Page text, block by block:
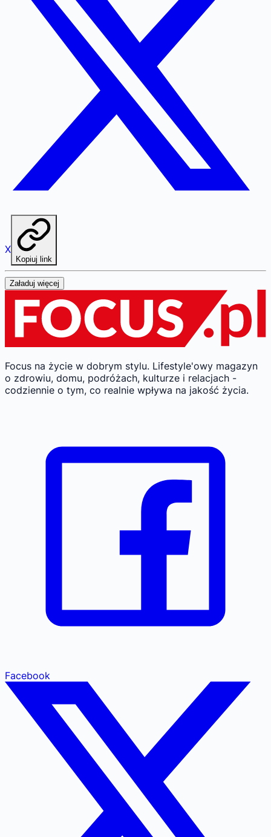
X
Kopiuj link
Załaduj więcej
Focus na życie w dobrym stylu. Lifestyle'owy magazyn
o zdrowiu, domu, podróżach, kulturze i relacjach -
codziennie o tym, co realnie wpływa na jakość życia.
Facebook